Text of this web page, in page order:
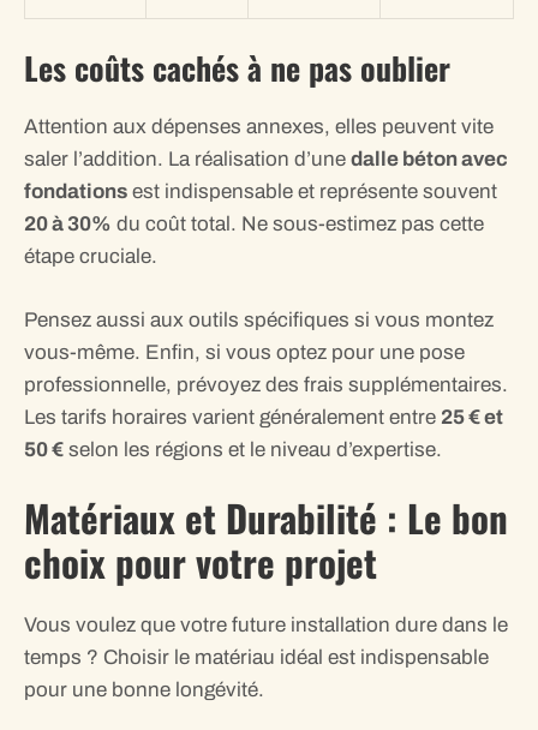
Les coûts cachés à ne pas oublier
Attention aux dépenses annexes, elles peuvent vite
saler l’addition. La réalisation d’une dalle béton avec
fondations est indispensable et représente souvent
20 à 30% du coût total. Ne sous-estimez pas cette
étape cruciale.
Pensez aussi aux outils spécifiques si vous montez
vous-même. Enfin, si vous optez pour une pose
professionnelle, prévoyez des frais supplémentaires.
Les tarifs horaires varient généralement entre 25 € et
50 € selon les régions et le niveau d’expertise.
Matériaux et Durabilité : Le bon
choix pour votre projet
Vous voulez que votre future installation dure dans le
temps ? Choisir le matériau idéal est indispensable
pour une bonne longévité.